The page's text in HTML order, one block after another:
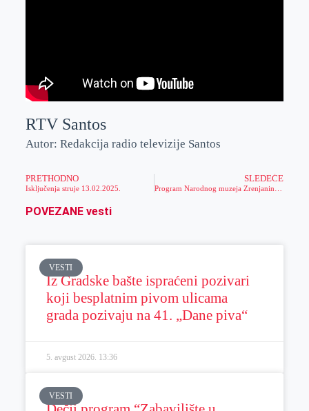
RTV Santos
Autor: Redakcija radio televizije Santos
PRETHODNO
Isključenja struje 13.02.2025.
SLEDEĆE
POVEZANE vesti
VESTI
Iz Gradske bašte ispraćeni pozivari
koji besplatnim pivom ulicama
grada pozivaju na 41. „Dane piva“
5. avgust 2026. 13:36
VESTI